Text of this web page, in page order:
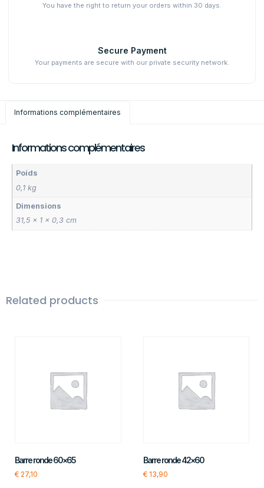
You have the right to return your orders within 30 days.
Secure Payment
Your payments are secure with our private security network.
Informations complémentaires
Informations complémentaires
Poids
0,1 kg
Dimensions
31,5 × 1 × 0,3 cm
Related products
Barre ronde 60×65
€ 27,10
Barre ronde 42×60
€13,90